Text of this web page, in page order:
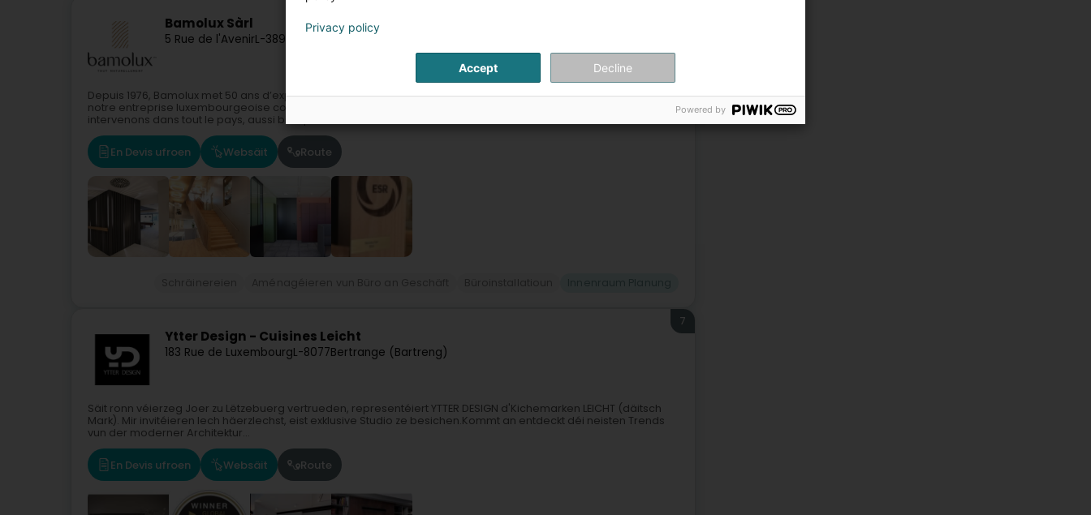
Bamolux Sàrl
5 Rue de l'AvenirL-3895
Depuis 1976, Bamolux met 50 ans d’expérience au service de vos aménagements intérieurs.Basée à Foetz,
notre entreprise luxembourgeoise compte aujourd’hui une équipe de 70 collaborateurs engagés. Nous
intervenons dans tout le pays, aussi bien pour des...
En Devis ufroen Websäit Route
Ytter Design - Cuisines Leicht
183 Rue de LuxembourgL-8077Bertrange (Bartreng)
7
Säit ronn véierzeg Joer zu Lëtzebuerg vertrueden, representéiert YTTER DESIGN d'Kichemarken LEICHT (däitsch
Mark). Mir invitéieren Iech häerzlechst, eist exklusive Studio ze besichen.Kommt an entdeckt déi neisten Trends
vun der moderner Architektur...
En Devis ufroen Websäit Route
Privacy policy
Accept Decline
Powered by